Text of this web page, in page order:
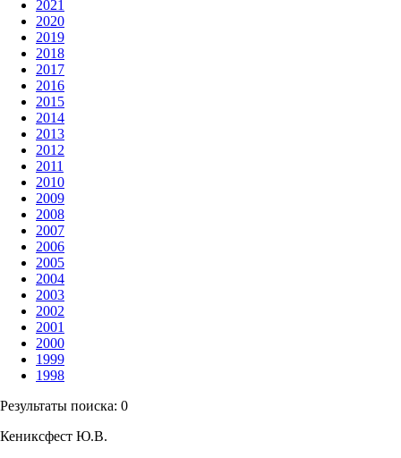
2021
2020
2019
2018
2017
2016
2015
2014
2013
2012
2011
2010
2009
2008
2007
2006
2005
2004
2003
2002
2001
2000
1999
1998
Результаты поиска: 0
Кениксфест Ю.В.